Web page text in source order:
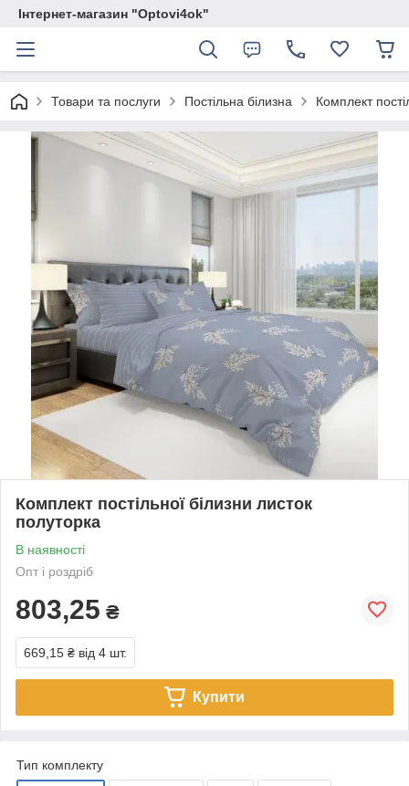
Інтернет-магазин "Optovi4ok"
Товари та послуги Постільна білизна Комплект
Комплект постільної білизни листок
полуторка
В наявності
Опт і роздріб
803,25 ₴
669,15 ₴ від 4 шт.
Купити
Тип комплекту